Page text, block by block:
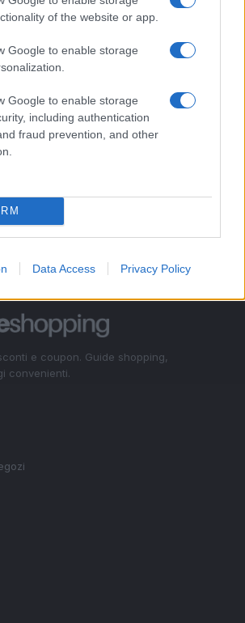
of the website or app.
Google to enable storage
Google to enable storage
including authentication
fraud prevention, and other
Data Access Privacy Policy
Lago di Garda
Bologna: Lucumí tra Juventus e
emiliano tiene duro
l’addio a Bunny: un pezzo di Ancona se
temperature e condizioni
il 27 luglio
e coupon. Guide shopping,
convenienti.